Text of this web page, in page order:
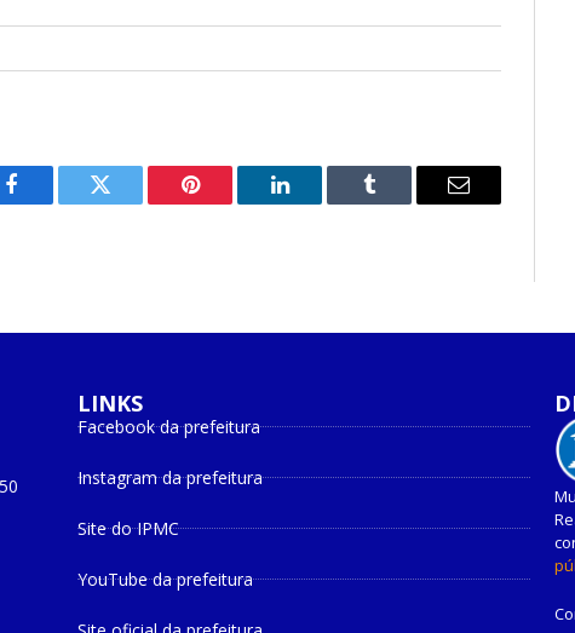
Facebook Twitter Pinterest
O
Tumblr
E-
LINKS
Facebook da prefeitura
Instagram da prefeitura
Site do IPMC
YouTube da prefeitura